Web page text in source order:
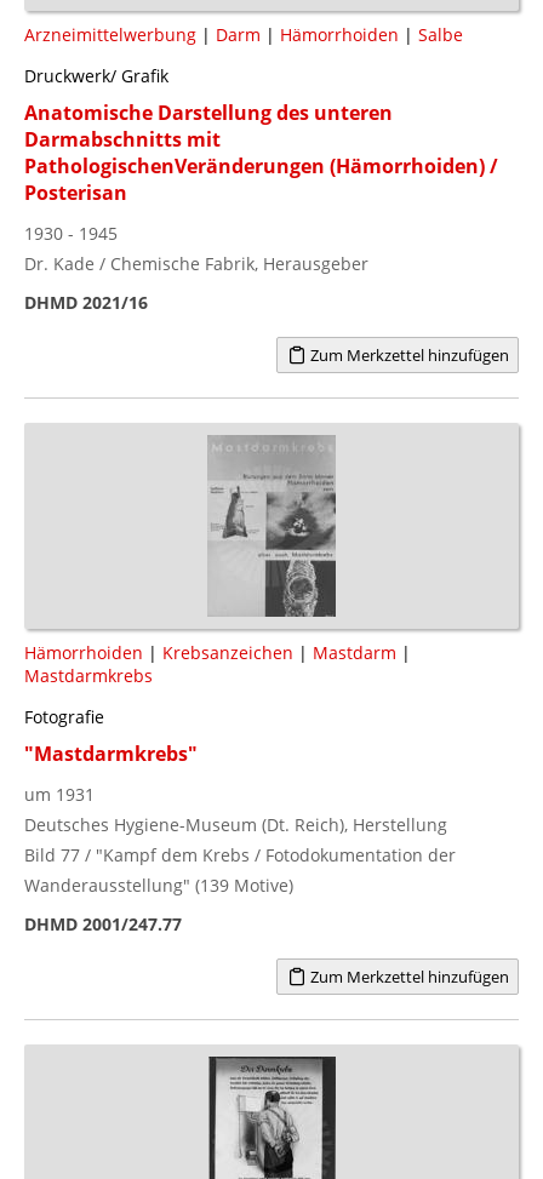
Arzneimittelwerbung | Darm | Hämorrhoiden | Salbe
Druckwerk/ Grafik
Anatomische Darstellung des unteren
Darmabschnitts mit
PathologischenVeränderungen (Hämorrhoiden) /
Posterisan
1930 - 1945
Dr. Kade / Chemische Fabrik, Herausgeber
DHMD 2021/16
Zum Merkzettel hinzufügen
Hämorrhoiden | Krebsanzeichen | Mastdarm |
Mastdarmkrebs
Fotografie
"Mastdarmkrebs"
um 1931
Deutsches Hygiene-Museum (Dt. Reich), Herstellung
Bild 77 / "Kampf dem Krebs / Fotodokumentation der
Wanderausstellung" (139 Motive)
DHMD 2001/247.77
Zum Merkzettel hinzufügen